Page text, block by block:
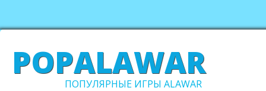
POPALAWAR
ПОПУЛЯРНЫЕ ИГРЫ ALAWAR